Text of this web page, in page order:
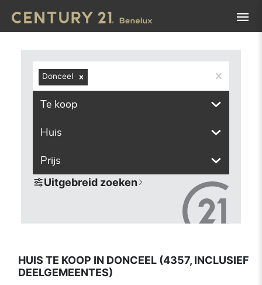
Donceel
Te koop
Huis
Prijs
Uitgebreid zoeken
HUIS TE KOOP IN DONCEEL (4357, INCLUSIEF
DEELGEMEENTES)